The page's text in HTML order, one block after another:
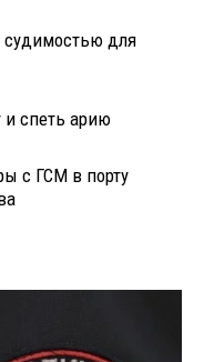
судимостью для
спеть арию
с ГСМ в порту